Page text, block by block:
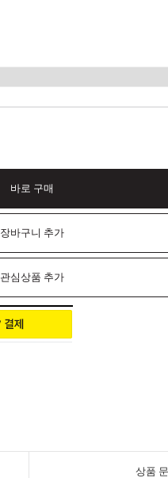
바로 구매
장바구니 추가
관심상품 추가
상품